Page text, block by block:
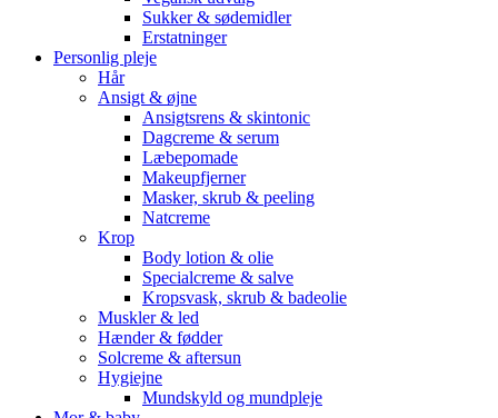
Sukker & sødemidler
Erstatninger
Personlig pleje
Hår
Ansigt & øjne
Ansigtsrens & skintonic
Dagcreme & serum
Læbepomade
Makeupfjerner
Masker, skrub & peeling
Natcreme
Krop
Body lotion & olie
Specialcreme & salve
Kropsvask, skrub & badeolie
Muskler & led
Hænder & fødder
Solcreme & aftersun
Hygiejne
Mundskyld og mundpleje